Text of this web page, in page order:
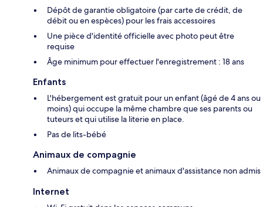
Dépôt de garantie obligatoire (par carte de crédit, de
débit ou en espèces) pour les frais accessoires
Une pièce d'identité officielle avec photo peut être
requise
Âge minimum pour effectuer l'enregistrement : 18 ans
Enfants
L'hébergement est gratuit pour un enfant (âgé de 4 ans ou
moins) qui occupe la même chambre que ses parents ou
tuteurs et qui utilise la literie en place.
Pas de lits-bébé
Animaux de compagnie
Animaux de compagnie et animaux d'assistance non admis
Internet